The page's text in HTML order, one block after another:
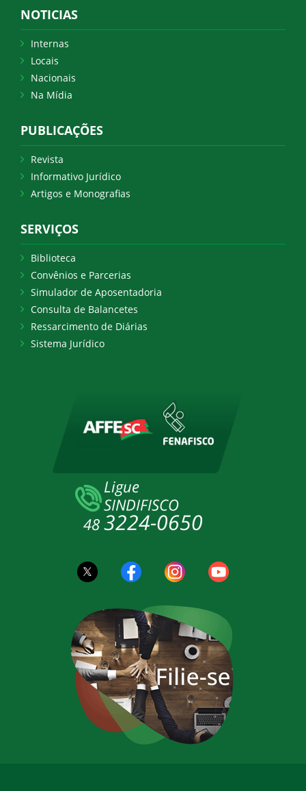
NOTICIAS
Internas
Locais
Nacionais
Na Mídia
PUBLICAÇÕES
Revista
Informativo Jurídico
Artigos e Monografias
SERVIÇOS
Biblioteca
Convênios e Parcerias
Simulador de Aposentadoria
Consulta de Balancetes
Ressarcimento de Diárias
Sistema Jurídico